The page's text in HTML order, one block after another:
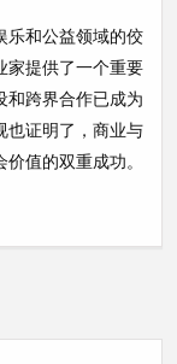
乐和公益领域的佼
家提供了一个重要
和跨界合作已成为
也证明了，商业与
值的双重成功。